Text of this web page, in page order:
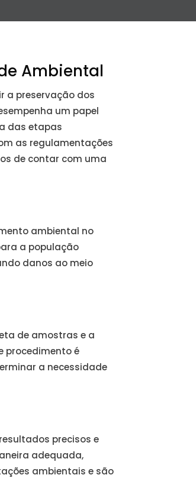
Ambiental
a preservação dos
um papel
das etapas
as regulamentações
de contar com uma
ambiental no
a população
danos ao meio
de amostras e a
procedimento é
a necessidade
precisos e
adequada,
ambientais e são